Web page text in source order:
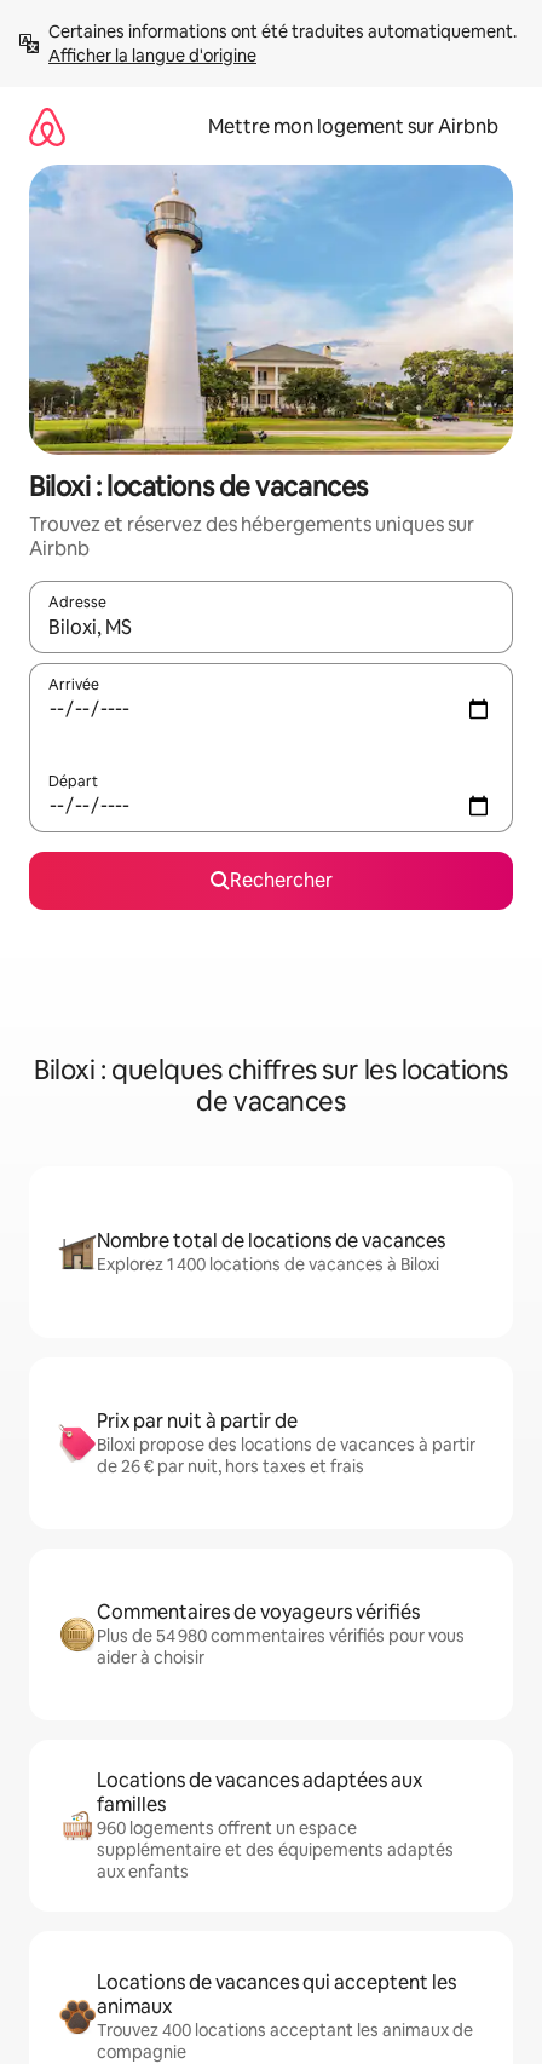
directement
Afficher la langue d'origine
Mettre mon logement sur Airbnb
Biloxi : locations de vacances
Trouvez et réservez des hébergements uniques sur
Airbnb
Adresse
Lorsque les résultats s'affichent, utilisez les flèches vers le
Arrivée
Départ
Rechercher
Biloxi : quelques chiffres sur les locations
de vacances
Nombre total de locations de vacances
Explorez 1 400 locations de vacances à Biloxi
Prix par nuit à partir de
Biloxi propose des locations de vacances à partir
de 26 € par nuit, hors taxes et frais
Commentaires de voyageurs vérifiés
Plus de 54 980 commentaires vérifiés pour vous
aider à choisir
Locations de vacances adaptées aux
familles
960 logements offrent un espace
supplémentaire et des équipements adaptés
aux enfants
Locations de vacances qui acceptent les
animaux
Trouvez 400 locations acceptant les animaux de
compagnie